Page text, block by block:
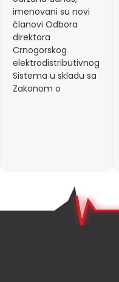
imenovani su novi
članovi Odbora
direktora
Crnogorskog
elektrodistributivnog
Sistema u skladu sa
Zakonom o